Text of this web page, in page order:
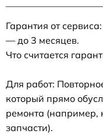
Гарантия от
— до 3 месяцев.
Что считается
Для работ:
который прямо
ремонта (например,
запчасти).